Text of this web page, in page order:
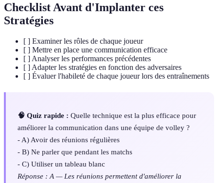
Checklist Avant d'Implanter ces
Stratégies
[ ] Examiner les rôles de chaque joueur
[ ] Mettre en place une communication efficace
[ ] Analyser les performances précédentes
[ ] Adapter les stratégies en fonction des adversaires
[ ] Évaluer l'habileté de chaque joueur lors des entraînements
🧠 Quiz rapide : Quelle technique est la plus efficace pour
améliorer la communication dans une équipe de volley ?
- A) Avoir des réunions régulières
- B) Ne parler que pendant les matchs
- C) Utiliser un tableau blanc
Réponse : A — Les réunions permettent d'améliorer la